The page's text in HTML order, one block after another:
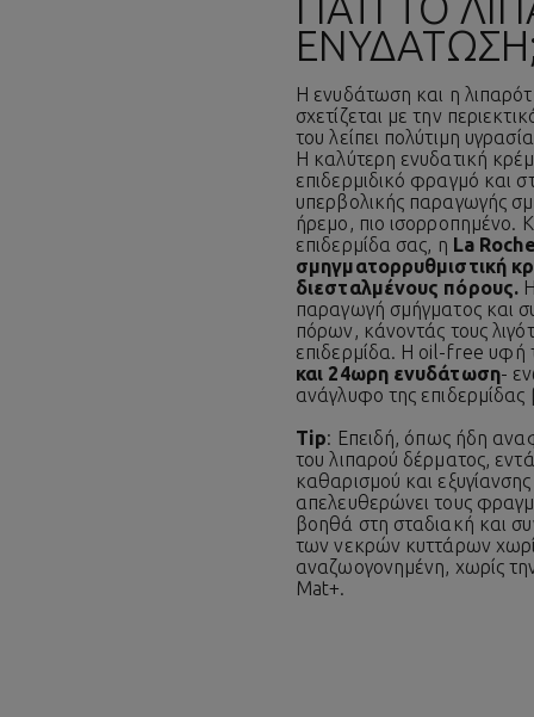
Η ενυδάτωση και η
σχετίζεται με την
του λείπει πολύτιμη
Η καλύτερη ενυδατική
επιδερμιδικό φραγμό και
υπερβολικής παραγωγής
ήρεμο, πιο ισορροπημένο.
επιδερμίδα σας, η La
σμηγματορρυθμιστική
διεσταλμένους πόρους.
παραγωγή σμήγματος και
πόρων, κάνοντάς τους
επιδερμίδα. Η oil-free υφή
και 24ωρη ενυδάτωση-
ανάγλυφο της επιδερμίδας
Tip: Επειδή, όπως ήδη
του λιπαρού δέρματος,
καθαρισμού και
απελευθερώνει τους
βοηθά στη σταδιακή και
των νεκρών κυττάρων
αναζωογονημένη, χωρίς
Mat+.